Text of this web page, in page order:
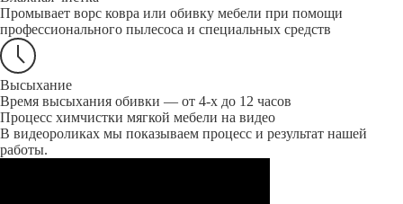
Промывает ворс ковра или обивку мебели при помощи
профессионального пылесоса и специальных средств
Высыхание
Время высыхания обивки — от 4-х до 12 часов
Процесс химчистки мягкой мебели на видео
В видеороликах мы показываем процесс и результат нашей
работы.